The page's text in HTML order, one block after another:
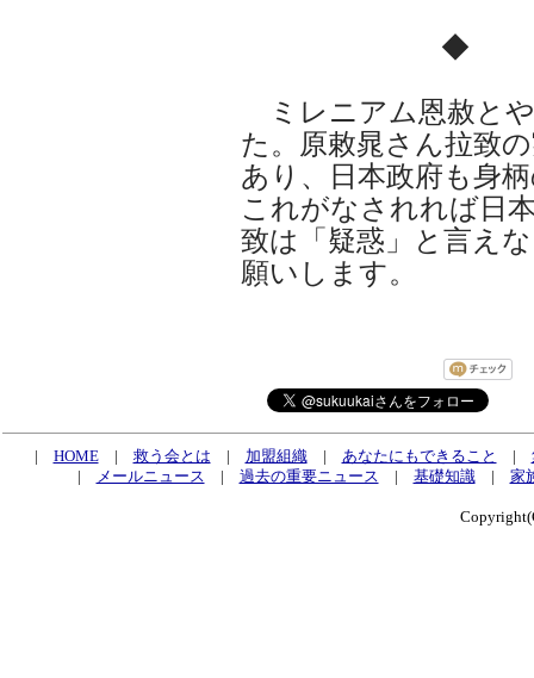
◆
ミレニアム恩赦と
た。原敕晁さん拉致
あり、日本政府も身
これがなされれば日
致は「疑惑」と言え
願いします。
| HOME| 救う会とは | 加盟組織| あなたにもできること |
|
メールニュース | 過去の重要ニュース | 基礎知識| 家